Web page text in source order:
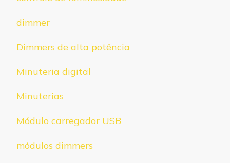
dimmer
Dimmers de alta potência
Minuteria digital
Minuterias
Módulo carregador USB
módulos dimmers